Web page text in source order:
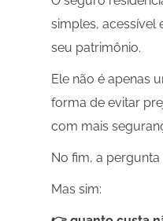
simples, acessível
seu patrimônio.
Ele não é apenas
forma de evitar
com mais
No fim, a pergunta
Mas sim: